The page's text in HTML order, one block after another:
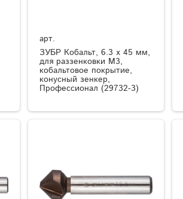
арт.
ЗУБР Кобальт, 6.3 x 45 мм,
для раззенковки М3,
кобальтовое покрытие,
конусный зенкер,
Профессионал (29732-3)